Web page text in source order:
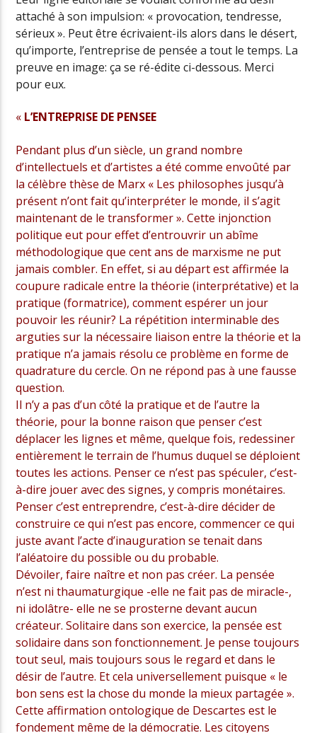
attaché à son impulsion: « provocation, tendresse,
sérieux ». Peut être écrivaient-ils alors dans le désert,
qu’importe, l’entreprise de pensée a tout le temps. La
preuve en image: ça se ré-édite ci-dessous. Merci
pour eux.
« L’ENTREPRISE DE PENSEE
Pendant plus d’un siècle, un grand nombre
d’intellectuels et d’artistes a été comme envoûté par
la célèbre thèse de Marx « Les philosophes jusqu’à
présent n’ont fait qu’interpréter le monde, il s’agit
maintenant de le transformer ». Cette injonction
politique eut pour effet d’entrouvrir un abîme
méthodologique que cent ans de marxisme ne put
jamais combler. En effet, si au départ est affirmée la
coupure radicale entre la théorie (interprétative) et la
pratique (formatrice), comment espérer un jour
pouvoir les réunir? La répétition interminable des
arguties sur la nécessaire liaison entre la théorie et la
pratique n’a jamais résolu ce problème en forme de
quadrature du cercle. On ne répond pas à une fausse
question.
Il n’y a pas d’un côté la pratique et de l’autre la
théorie, pour la bonne raison que penser c’est
déplacer les lignes et même, quelque fois, redessiner
entièrement le terrain de l’humus duquel se déploient
toutes les actions. Penser ce n’est pas spéculer, c’est-
à-dire jouer avec des signes, y compris monétaires.
Penser c’est entreprendre, c’est-à-dire décider de
construire ce qui n’est pas encore, commencer ce qui
juste avant l’acte d’inauguration se tenait dans
l’aléatoire du possible ou du probable.
Dévoiler, faire naître et non pas créer. La pensée
n’est ni thaumaturgique -elle ne fait pas de miracle-,
ni idolâtre- elle ne se prosterne devant aucun
créateur. Solitaire dans son exercice, la pensée est
solidaire dans son fonctionnement. Je pense toujours
tout seul, mais toujours sous le regard et dans le
désir de l’autre. Et cela universellement puisque « le
bon sens est la chose du monde la mieux partagée ».
Cette affirmation ontologique de Descartes est le
fondement même de la démocratie. Les citoyens